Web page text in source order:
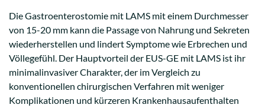
Die Gastroenterostomie mit LAMS mit einem Durchmesser
von 15-20 mm kann die Passage von Nahrung und Sekreten
wiederherstellen und lindert Symptome wie Erbrechen und
Völlegefühl. Der Hauptvorteil der EUS-GE mit LAMS ist ihr
minimalinvasiver Charakter, der im Vergleich zu
konventionellen chirurgischen Verfahren mit weniger
Komplikationen und kürzeren Krankenhausaufenthalten